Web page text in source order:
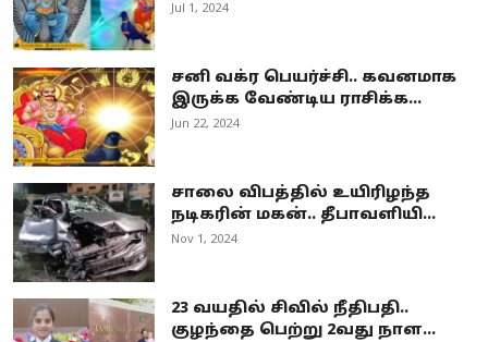
Jul 1, 2024
சனி வக்ர பெயர்ச்சி.. கவனமாக
இருக்க வேண்டிய ராசிக்க...
Jun 22, 2024
சாலை விபத்தில் உயிரிழந்த
நடிகரின் மகன்.. தீபாவளியி...
Nov 1, 2024
23 வயதில் சிவில் நீதிபதி..
குழந்தை பெற்று 2வது நாள...